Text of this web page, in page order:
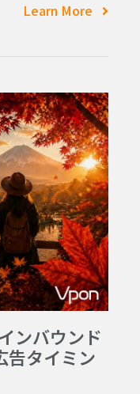
Learn More
ンバウンド
告タイミン